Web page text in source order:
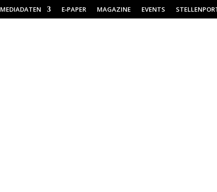
MEDIADATEN E‑PAPER MAGAZINE EVENTS